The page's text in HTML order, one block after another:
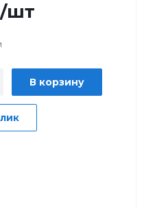
/шт
В корзину